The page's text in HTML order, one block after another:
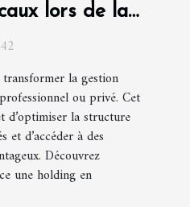
lors de la
la gestion
ou privé. Cet
la structure
et d’accéder à des
Découvrez
une holding en